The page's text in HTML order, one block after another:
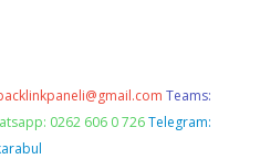
Teams:
0262 606 0 726 Telegram: